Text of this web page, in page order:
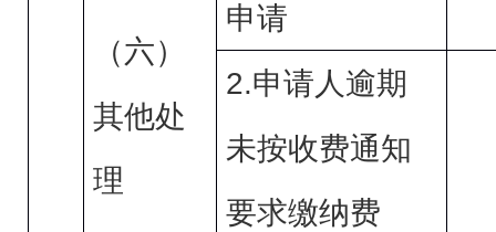
（六）
其他处
理
申请
2.申请人逾期
未按收费通知
要求缴纳费